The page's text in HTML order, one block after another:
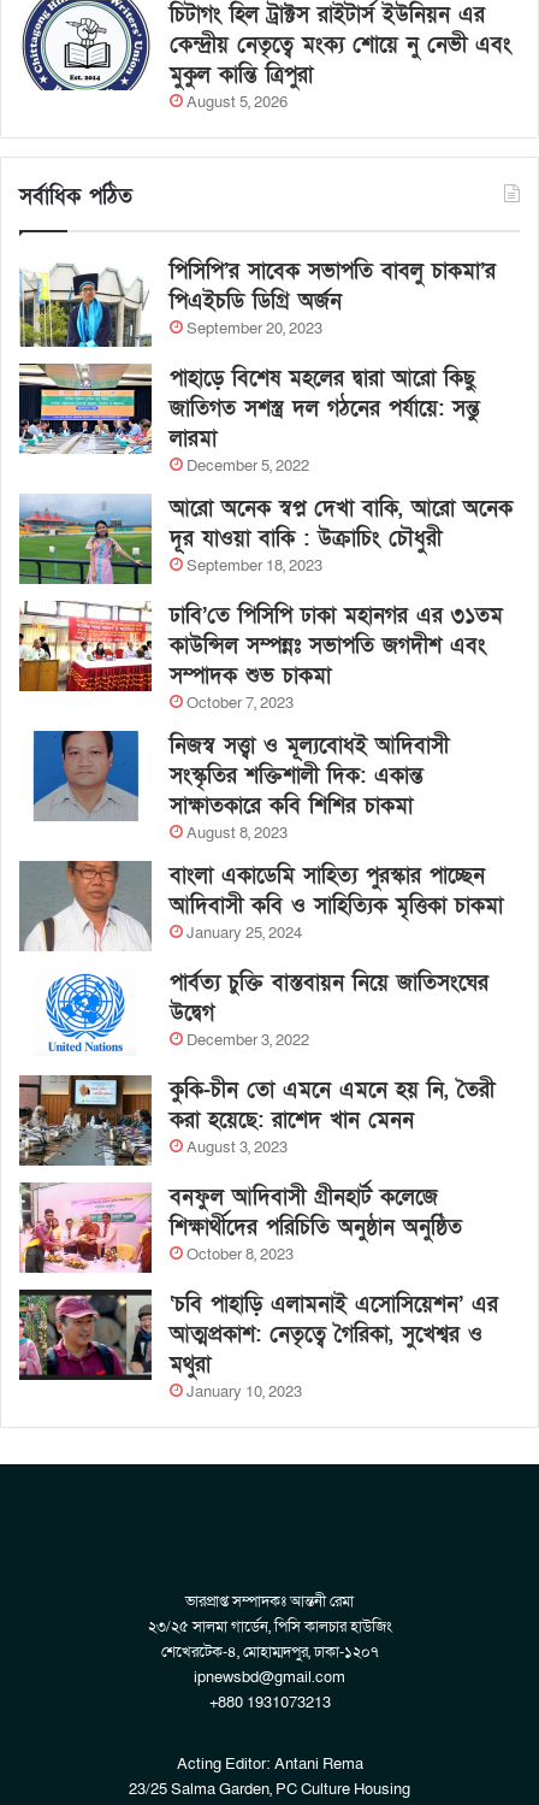
চিটাগং হিল ট্রাক্টস রাইটার্স ইউনিয়ন এর
কেন্দ্রীয় নেতৃত্বে মংক্য শোয়ে নু নেভী এবং
মুকুল কান্তি ত্রিপুরা
August 5, 2026
সর্বাধিক পঠিত
পিসিপি’র সাবেক সভাপতি বাবলু চাকমা’র
পিএইচডি ডিগ্রি অর্জন
September 20, 2023
পাহাড়ে বিশেষ মহলের দ্বারা আরো কিছু
জাতিগত সশস্ত্র দল গঠনের পর্যায়ে: সন্তু
লারমা
December 5, 2022
আরো অনেক স্বপ্ন দেখা বাকি, আরো অনেক
দূর যাওয়া বাকি : উক্রাচিং চৌধুরী
September 18, 2023
ঢাবি’তে পিসিপি ঢাকা মহানগর এর ৩১তম
কাউন্সিল সম্পন্নঃ সভাপতি জগদীশ এবং
সম্পাদক শুভ চাকমা
October 7, 2023
নিজস্ব সত্ত্বা ও মূল্যবোধই আদিবাসী
সংস্কৃতির শক্তিশালী দিক: একান্ত
সাক্ষাতকারে কবি শিশির চাকমা
August 8, 2023
বাংলা একাডেমি সাহিত্য পুরস্কার পাচ্ছেন
আদিবাসী কবি ও সাহিত্যিক মৃত্তিকা চাকমা
January 25, 2024
পার্বত্য চুক্তি বাস্তবায়ন নিয়ে জাতিসংঘের
উদ্বেগ
December 3, 2022
কুকি-চীন তো এমনে এমনে হয় নি, তৈরী
করা হয়েছে: রাশেদ খান মেনন
August 3, 2023
বনফুল আদিবাসী গ্রীনহার্ট কলেজে
শিক্ষার্থীদের পরিচিতি অনুষ্ঠান অনুষ্ঠিত
October 8, 2023
‘চবি পাহাড়ি এলামনাই এসোসিয়েশন’ এর
আত্মপ্রকাশ: নেতৃত্বে গৈরিকা, সুখেশ্বর ও
মথুরা
January 10, 2023
ভারপ্রাপ্ত সম্পাদকঃ আন্তনী রেমা
২৩/২৫ সালমা গার্ডেন, পিসি কালচার হাউজিং
শেখেরটেক-৪, মোহাম্মদপুর, ঢাকা-১২০৭
ipnewsbd@gmail.com
+880 1931073213
Acting Editor: Antani Rema
23/25 Salma Garden, PC Culture Housing